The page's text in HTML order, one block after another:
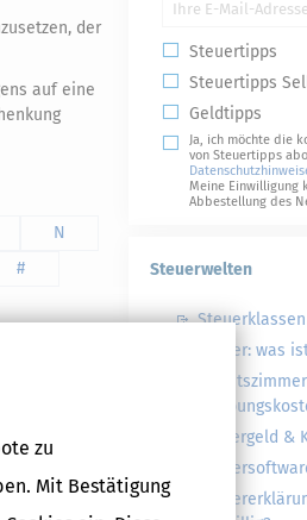
zu
Mit Bestätigung
der
auf eine
N
#
Steuertipps
Steuertipps
Geldtipps
Ja, ich möchte die
von Steuertipps
Meine Einwilligung
Abbestellung des
Steuerwelten
Steuerklassen
Steuer: was
Kindergeld